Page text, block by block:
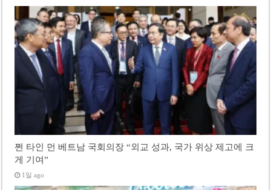
쩐 타인 먼 베트남 국회의장 “외교 성과, 국가 위상 제고에 크
게 기여”
1일 ago